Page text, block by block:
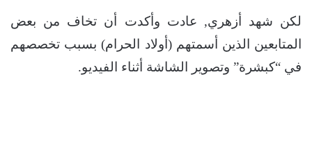
لكن شهد أزهري, عادت وأكدت أن تخاف من بعض
المتابعين الذين أسمتهم (أولاد الحرام) بسبب تخصصهم
في “كبشرة” وتصوير الشاشة أثناء الفيديو.